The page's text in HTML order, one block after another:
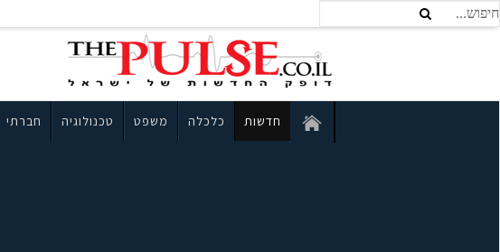
חדשות כלכלה משפט טכנולוגיה חברתי